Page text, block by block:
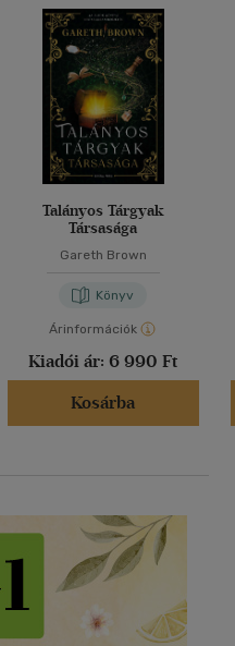
Talányos Tárgyak
Társasága
Gareth Brown
Könyv
Árinformációk
Kiadói ár: 6 990 Ft
Kosárba